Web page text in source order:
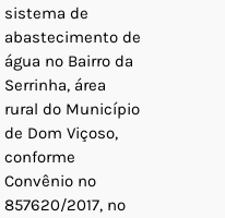
sistema de
abastecimento de
água no Bairro da
Serrinha, área
rural do Município
de Dom Viçoso,
conforme
Convênio nº
857620/2017, nº